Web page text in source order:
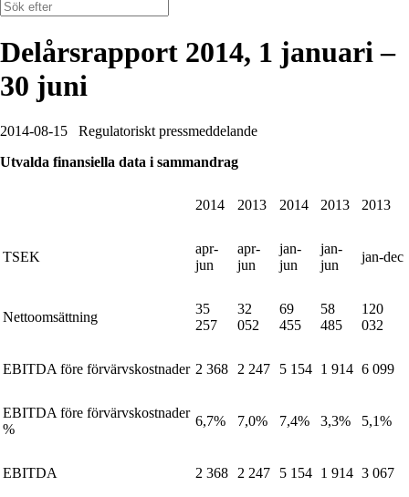
Delårsrapport 2014, 1 januari –
30 juni
2014-08-15
Regulatoriskt pressmeddelande
Utvalda finansiella data i sammandrag
2014 2013 2014 2013 2013
TSEK
apr-
jun
apr-
jun
jan-
jun
jan-
jun
jan-dec
Nettoomsättning
35
257
32
052
69
455
58
485
120
032
EBITDA före förvärvskostnader 2 368 2 247 5 154 1 914 6 099
EBITDA före förvärvskostnader
%
6,7% 7,0% 7,4% 3,3% 5,1%
EBITDA 2 368 2 247 5 154 1 914 3 067